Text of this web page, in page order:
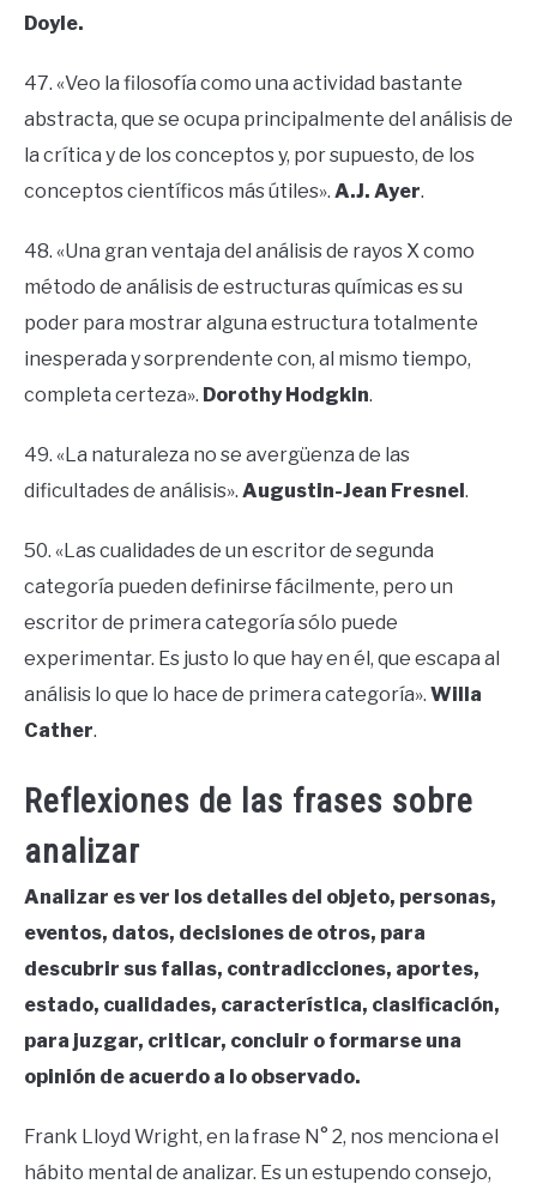
Doyle.
47. «Veo la filosofía como una actividad bastante
abstracta, que se ocupa principalmente del análisis de
la crítica y de los conceptos y, por supuesto, de los
conceptos científicos más útiles». A.J. Ayer.
48. «Una gran ventaja del análisis de rayos X como
método de análisis de estructuras químicas es su
poder para mostrar alguna estructura totalmente
inesperada y sorprendente con, al mismo tiempo,
completa certeza». Dorothy Hodgkin.
49. «La naturaleza no se avergüenza de las
dificultades de análisis». Augustin-Jean Fresnel.
50. «Las cualidades de un escritor de segunda
categoría pueden definirse fácilmente, pero un
escritor de primera categoría sólo puede
experimentar. Es justo lo que hay en él, que escapa al
análisis lo que lo hace de primera categoría». Willa
Cather.
Reflexiones de las frases sobre
analizar
Analizar es ver los detalles del objeto, personas,
eventos, datos, decisiones de otros, para
descubrir sus fallas, contradicciones, aportes,
estado, cualidades, característica, clasificación,
para juzgar, criticar, concluir o formarse una
opinión de acuerdo a lo observado.
Frank Lloyd Wright, en la frase N° 2, nos menciona el
hábito mental de analizar. Es un estupendo consejo,